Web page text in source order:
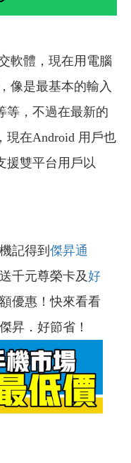
軟體，現在用電腦
像是最基本的輸入
等，不過在最新的
現在Android 用戶也
援雙平台用戶以
記得到 傑昇通
千元尊榮卡及好
優惠！快來看看
昇．好節省！